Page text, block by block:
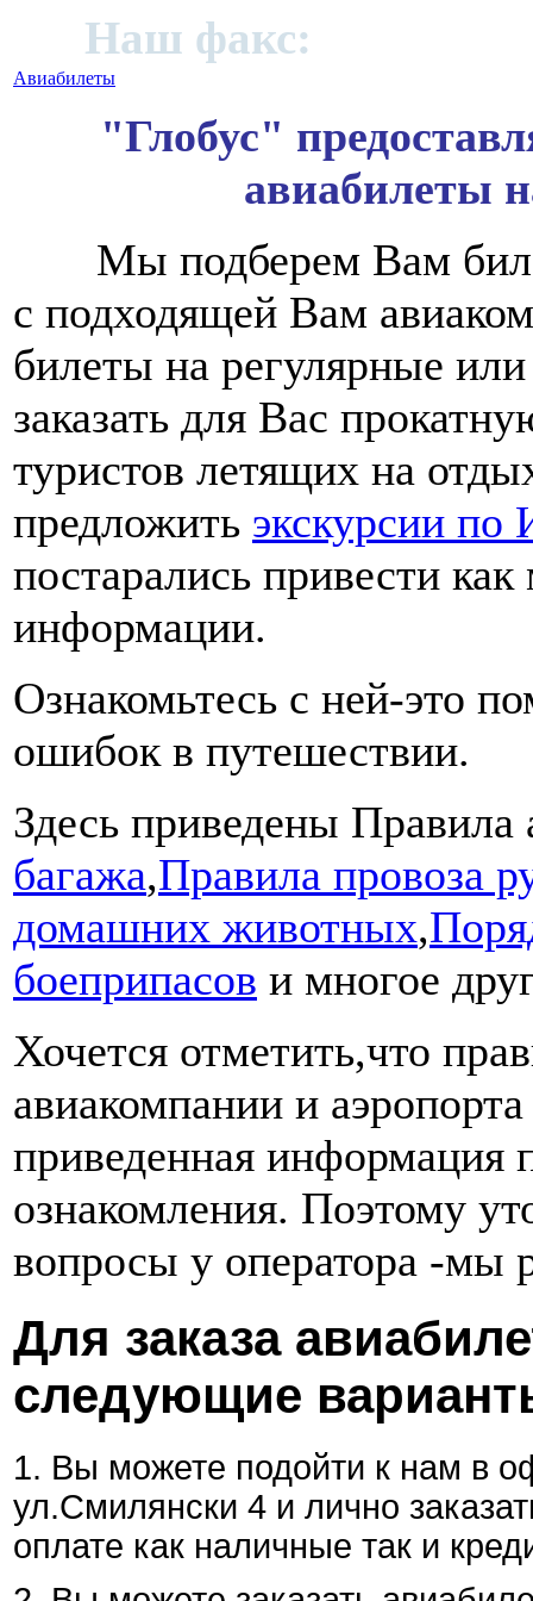
Наш факс:
Авиабилеты
"Глобус"
авиабилеты
Мы подберем Вам
с подходящей Вам
билеты на регулярные
заказать для Вас
туристов летящих на
предложить экскурсии по
постарались привести
информации.
Ознакомьтесь с ней-это
ошибок в путешествии.
Здесь приведены Правила
багажа,Правила провоза
домашних животных,
боеприпасов и многое
Хочется отметить,что
авиакомпании и
приведенная информация
ознакомления. Поэтому
вопросы у оператора -
Для заказа
следующие
1. Вы можете подойти к нам в
ул.Смилянски 4 и лично
оплате как наличные так и